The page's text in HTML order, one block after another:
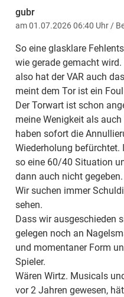
gubr
am 01.07.2026 06:40 Uhr/
So eine glasklare
wie gerade gemacht
also hat der VAR auch
meint dem Tor ist ein
Der Torwart ist schon
meine Wenigkeit als
haben sofort die
Wiederholung befürchtet.
so eine 60/40 Situation
dann auch nicht gegeben.
Wir suchen immer
sehen.
Dass wir ausgeschieden
gelegen noch an
und momentaner Form
Spieler.
Wären Wirtz. Musicals
vor 2 Jahren gewesen,